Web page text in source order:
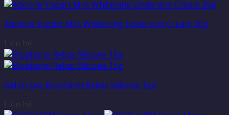
Abonne Yogurt Milk Whitening Underarm Cream 30g
Gel trị sẹo Biopharm Rebac Silicone 15g